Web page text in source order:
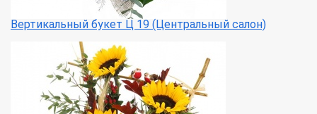
Вертикальный букет Ц 19 (Центральный салон)